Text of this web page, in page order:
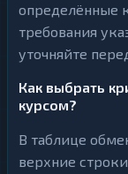
определённые
требования
уточняйте
Как выбрать
курсом?
В таблице
верхние